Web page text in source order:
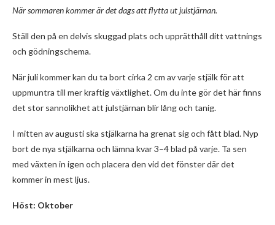
När sommaren kommer är det dags att flytta ut julstjärnan.
Ställ den på en delvis skuggad plats och upprätthåll ditt vattnings
och gödningschema.
När juli kommer kan du ta bort cirka 2 cm av varje stjälk för att
uppmuntra till mer kraftig växtlighet. Om du inte gör det här finns
det stor sannolikhet att julstjärnan blir lång och tanig.
I mitten av augusti ska stjälkarna ha grenat sig och fått blad. Nyp
bort de nya stjälkarna och lämna kvar 3–4 blad på varje. Ta sen
med växten in igen och placera den vid det fönster där det
kommer in mest ljus.
Höst: Oktober